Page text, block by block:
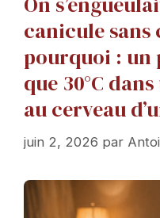
canicule
pourquoi : un
que 30°C
au cerveau
juin 2, 2026 par